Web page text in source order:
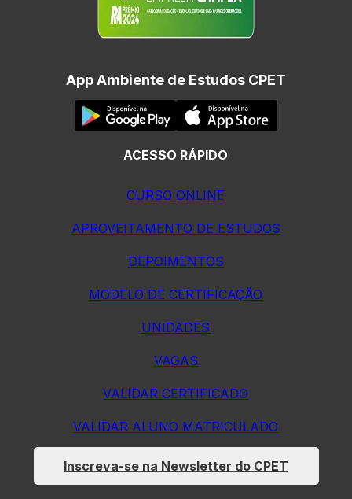
App Ambiente de Estudos CPET
ACESSO RÁPIDO
CURSO ONLINE
APROVEITAMENTO DE ESTUDOS
DEPOIMENTOS
MODELO DE CERTIFICAÇÃO
UNIDADES
VAGAS
VALIDAR CERTIFICADO
VALIDAR ALUNO MATRICULADO
Inscreva-se na Newsletter do CPET